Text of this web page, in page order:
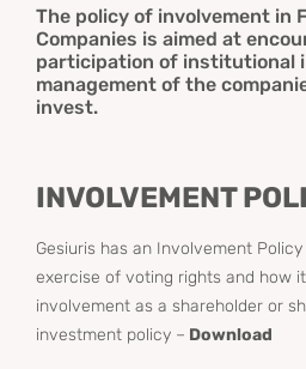
The policy of involvement in
Companies is aimed at
participation of institutional
management of the
invest.
INVOLVEMENT
Gesiuris has an Involvement
exercise of voting rights and how
involvement as a shareholder or
investment policy – Download